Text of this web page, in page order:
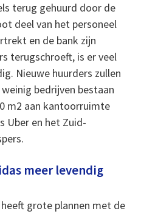
terug gehuurd door de
deel van het personeel
en de bank zijn
terugschroeft, is er veel
Nieuwe huurders zullen
bedrijven bestaan
m2 aan kantoorruimte
Uber en het Zuid-
meer levendig
grote plannen met de